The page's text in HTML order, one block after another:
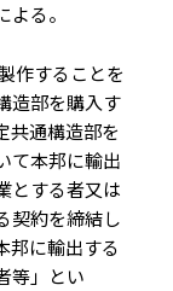
る。
作することを
造部を購入す
共通構造部を
て本邦に輸出
とする者又は
契約を締結し
邦に輸出する
等」とい